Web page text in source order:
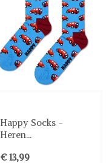
Happy Socks -
Heren...
€ 13,99